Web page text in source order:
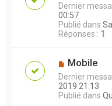
Dernier
00:57
Publié dans
Réponses : 1
Mobile
Dernier
2019 21:13
Publié dans